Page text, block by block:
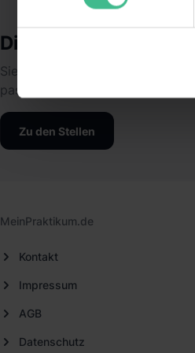
Verwendungszwecken
Auswahl über die
die USA (Art. 49 Abs. 1 S. 1
Schrems II). Du kannst die
unsere
Dieses
Sieh dir jetzt alle Stellen des
passt!
Zu den Stellen
MeinPraktikum.de
Kontakt
Impressum
AGB
Datenschutz